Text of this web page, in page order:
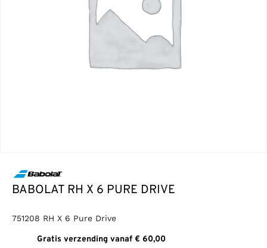
BABOLAT RH X 6 PURE DRIVE
751208 RH X 6 Pure Drive
Gratis verzending vanaf € 60,00